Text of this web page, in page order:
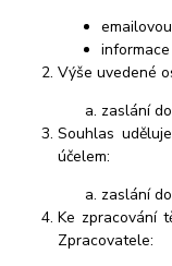
Výše uvedené
zaslání
Souhlas
účelem:
zaslání
Ke zpracování
Zpracovatele: